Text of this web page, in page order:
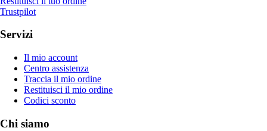
Trustpilot
Servizi
Il mio account
Centro assistenza
Traccia il mio ordine
Restituisci il mio ordine
Codici sconto
Chi siamo